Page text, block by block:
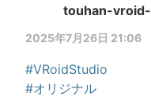
touhan-vroid-
2025年7月26日 21:06
#VRoidStudio
#オリジナル